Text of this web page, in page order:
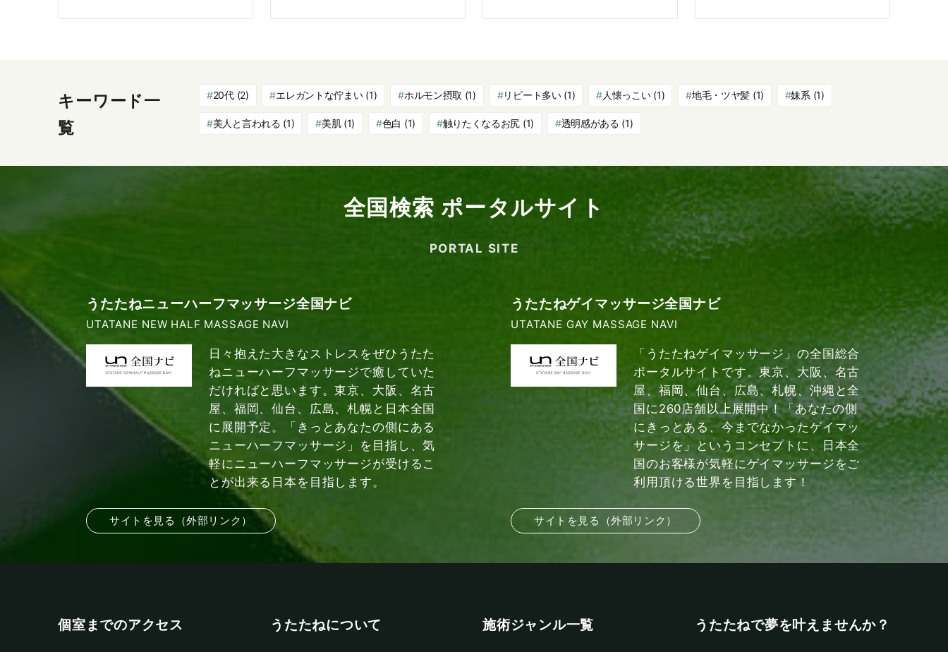
キーワード一
覧
20代(2) エレガントな佇まい(1) ホルモン摂取 (1) リピート多い(1) 人懐っこい(1) 地毛・ツヤ髪 (1) 妹系 (1)
美人と言われる (1) 美肌(1) 色白 (1) 触りたくなるお尻 (1) 透明感がある (1)
全国検索 ポータルサイト
PORTAL SITE
うたたねニューハーフマッサージ全国ナビ
UTATANE NEW HALF MASSAGE NAVI
日々抱えた大きなストレスをぜひうたた
ねニューハーフマッサージで癒していた
だければと思います。東京、大阪、名古
屋、福岡、仙台、広島、札幌と日本全国
に展開予定。「きっとあなたの側にある
ニューハーフマッサージ」を目指し、気
軽にニューハーフマッサージが受けるこ
とが出来る日本を目指します。
サイトを見る（外部リンク）
うたたねゲイマッサージ全国ナビ
UTATANE GAY MASSAGE NAVI
「うたたねゲイマッサージ」の全国総合
ポータルサイトです。東京、大阪、名古
屋、福岡、仙台、広島、札幌、沖縄と全
国に260店舗以上展開中！「あなたの側
にきっとある、今までなかったゲイマッ
サージを」というコンセプトに、日本全
国のお客様が気軽にゲイマッサージをご
利用頂ける世界を目指します！
サイトを見る（外部リンク）
個室までのアクセス うたたねについて 施術ジャンル一覧 うたたねで夢を叶えませんか？